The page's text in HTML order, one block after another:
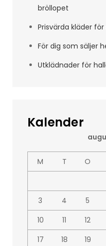
bröllopet
Prisvärda kläder
För dig som säljer
Utklädnader för
Kalender
M T O
3
4 5
10
11 12
17
18 19